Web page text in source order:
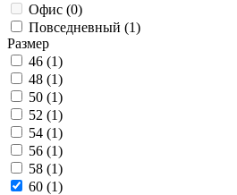
Офис (0)
Повседневный (1)
Размер
46 (1)
48 (1)
50 (1)
52 (1)
54 (1)
56 (1)
58 (1)
60 (1)